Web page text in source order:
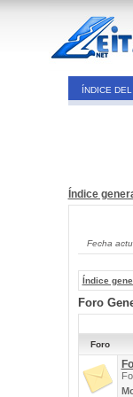
ÍNDICE
Índice
Fecha
Índice
Foro
Foro